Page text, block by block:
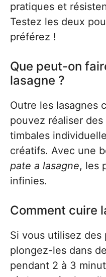
pratiques et
Testez les deux
préférez !
Que peut-on
lasagne ?
Outre les lasagnes
pouvez réaliser
timbales
créatifs. Avec une
pate a lasagne, les
infinies.
Comment cuire
Si vous utilisez des
plongez-les dans
pendant 2 à 3